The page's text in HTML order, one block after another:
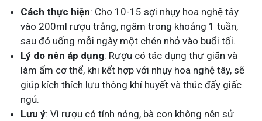
Cách thực hiện: Cho 10-15 sợi nhụy hoa nghệ tây
vào 200ml rượu trắng, ngâm trong khoảng 1 tuần,
sau đó uống mỗi ngày một chén nhỏ vào buổi tối.
Lý do nên áp dụng: Rượu có tác dụng thư giãn và
làm ấm cơ thể, khi kết hợp với nhụy hoa nghệ tây, sẽ
giúp kích thích lưu thông khí huyết và thúc đẩy giấc
ngủ.
Lưu ý: Vì rượu có tính nóng, bà con không nên sử